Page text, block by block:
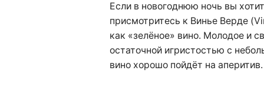
Если в новогоднюю ночь вы
присмотритесь к Винье Верде
как «зелёное» вино. Молодое и
остаточной игристостью с
вино хорошо пойдёт на аперитив.